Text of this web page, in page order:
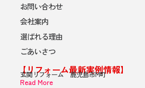
お問い合わせ
会社案内
選ばれる理由
ごあいさつ
【リフォーム最新実例情報】
玄関リフォーム 鹿児島市M町
Read More